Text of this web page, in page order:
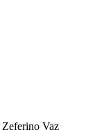
Vaz